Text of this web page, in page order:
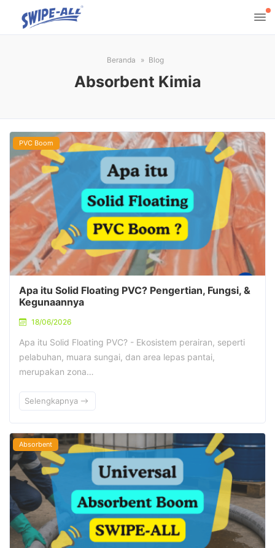
Beranda Blog
Absorbent Kimia
PVC Boom
Apa itu Solid Floating PVC? Pengertian, Fungsi, &
Kegunaannya
18/06/2026
Apa itu Solid Floating PVC? - Ekosistem perairan, seperti
pelabuhan, muara sungai, dan area lepas pantai,
merupakan zona…
Selengkapnya
Absorbent